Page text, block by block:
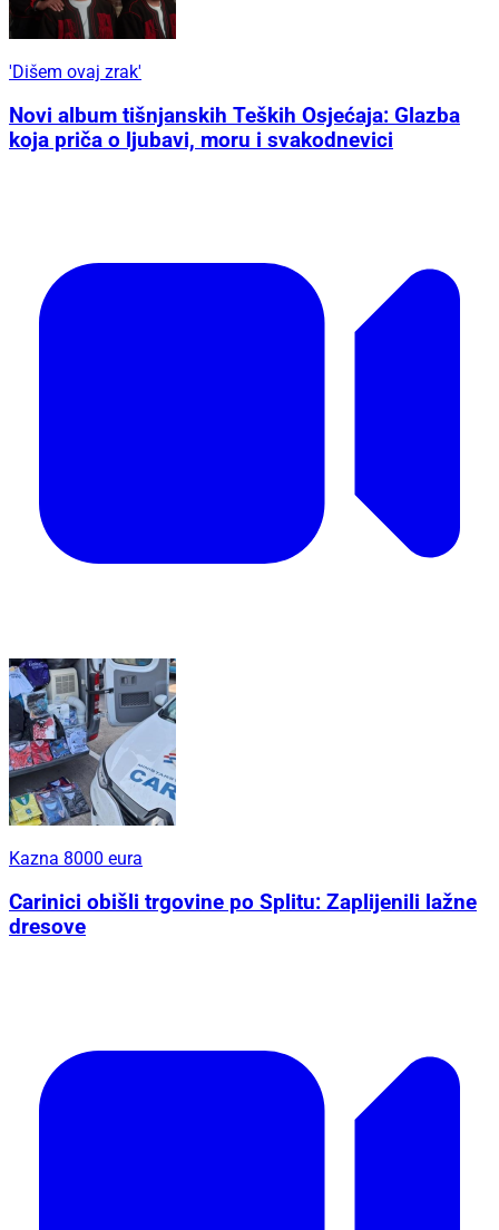
'Dišem ovaj zrak'
Novi album tišnjanskih Teških Osjećaja: Glazba
koja priča o ljubavi, moru i svakodnevici
Kazna 8000 eura
Carinici obišli trgovine po Splitu: Zaplijenili lažne
dresove